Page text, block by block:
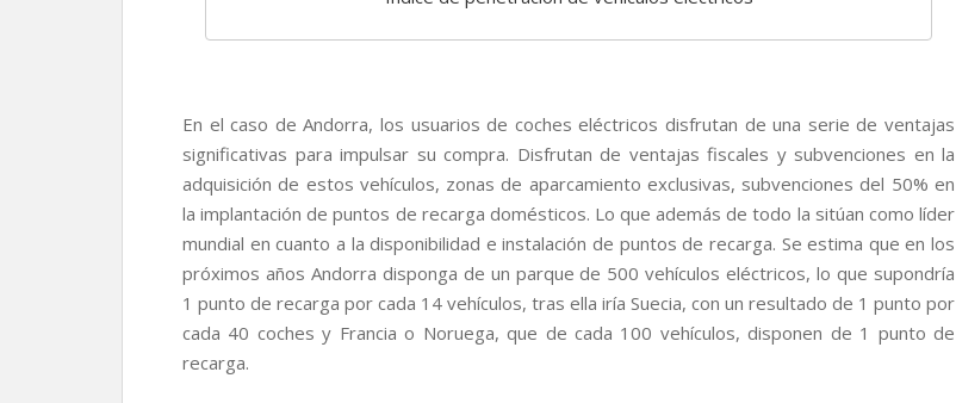
En el caso de Andorra, los usuarios de coches eléctricos disfrutan de una serie de ventajas
significativas para impulsar su compra. Disfrutan de ventajas fiscales y subvenciones en la
adquisición de estos vehículos, zonas de aparcamiento exclusivas, subvenciones del 50% en
la implantación de puntos de recarga domésticos. Lo que además de todo la sitúan como líder
mundial en cuanto a la disponibilidad e instalación de puntos de recarga. Se estima que en los
próximos años Andorra disponga de un parque de 500 vehículos eléctricos, lo que supondría
1 punto de recarga por cada 14 vehículos, tras ella iría Suecia, con un resultado de 1 punto por
cada 40 coches y Francia o Noruega, que de cada 100 vehículos, disponen de 1 punto de
recarga.